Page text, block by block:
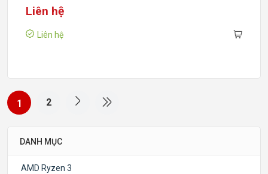
Liên hệ
Liên hệ
1 2
DANH MỤC
AMD Ryzen 3